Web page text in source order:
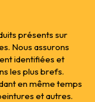
présents sur
Nous assurons
identifiées et
les plus brefs.
en même temps
et autres.